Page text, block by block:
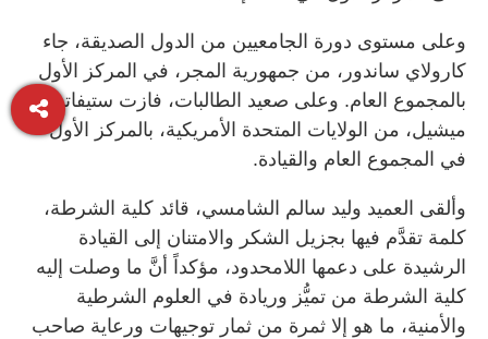
وعلى مستوى دورة الجامعيين من الدول الصديقة، جاء
كارولاي ساندور، من جمهورية المجر، في المركز الأول
بالمجموع العام. وعلى صعيد الطالبات، فازت ستيفاتي آن
ميشيل، من الولايات المتحدة الأمريكية، بالمركز الأول
في المجموع العام والقيادة.
وألقى العميد وليد سالم الشامسي، قائد كلية الشرطة،
كلمة تقدَّم فيها بجزيل الشكر والامتنان إلى القيادة
الرشيدة على دعمها اللامحدود، مؤكداً أنَّ ما وصلت إليه
كلية الشرطة من تميُّز وريادة في العلوم الشرطية
والأمنية، ما هو إلا ثمرة من ثمار توجيهات ورعاية صاحب